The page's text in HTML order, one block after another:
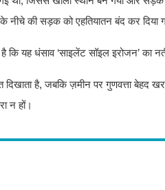
नीचे की सड़क को एहतियातन बंद कर दिया
यह धंसाव ‘साइलेंट सॉइल इरोजन’ का
दिखाता है, जबकि ज़मीन पर गुणवत्ता बेहद
न हों।